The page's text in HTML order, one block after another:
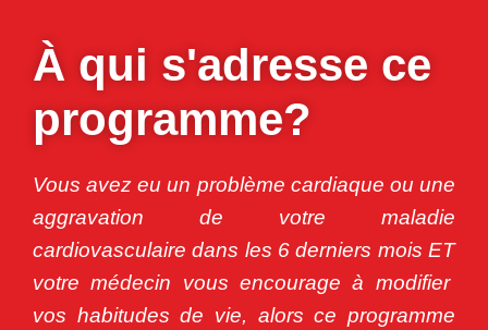
À qui s'adresse ce
programme?
Vous avez eu un problème cardiaque ou une
aggravation de votre maladie
cardiovasculaire dans les 6 derniers mois ET
votre médecin vous encourage à modifier
vos habitudes de vie, alors ce programme